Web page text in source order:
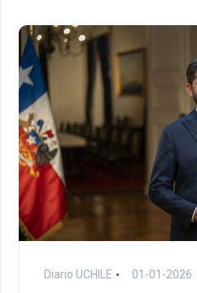
Diario UCHILE 01-01-2026